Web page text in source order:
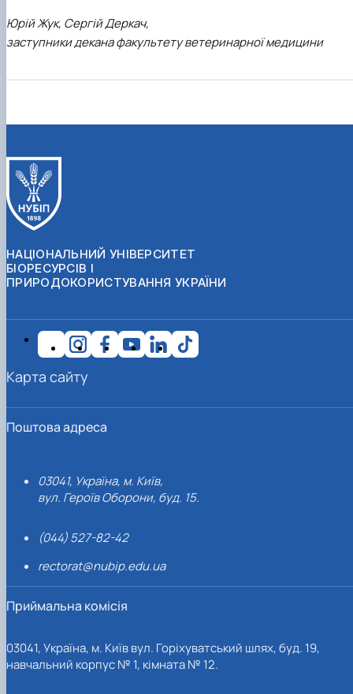
Юрій Жук, Сергій Деркач,
заступники декана факультету ветеринарної медицини
НАЦІОНАЛЬНИЙ УНІВЕРСИТЕТ
БІОРЕСУРСІВ І
ПРИРОДОКОРИСТУВАННЯ УКРАЇНИ
Поштова адреса
03041, Україна, м. Київ,
вул. Героїв Оборони, буд. 15.
(044) 527-82-42
rectorat@nubip.edu.ua
Приймальна комісія
03041, Україна, м. Київ вул. Горіхуватський шлях, буд. 19,
навчальний корпус № 1, кімната № 12.
Карта сайту